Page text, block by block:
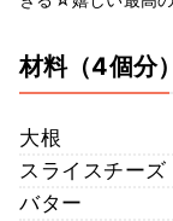
材料（4個分）
大根
スライスチーズ
バター